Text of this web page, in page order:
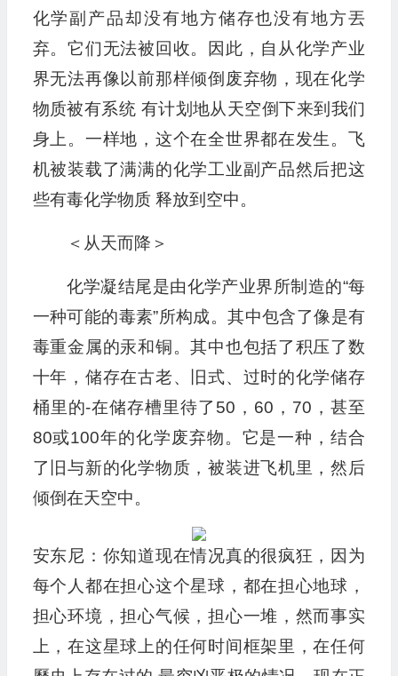
化学副产品却没有地方储存也没有地方丟
弃。它们无法被回收。因此，自从化学产业
界无法再像以前那样倾倒废弃物，现在化学
物质被有系统 有计划地从天空倒下来到我们
身上。一样地，这个在全世界都在发生。飞
机被装载了满满的化学工业副产品然后把这
些有毒化学物质 释放到空中。
＜从天而降＞
化学凝结尾是由化学产业界所制造的“每
一种可能的毒素”所构成。其中包含了像是有
毒重金属的汞和铜。其中也包括了积压了数
十年，储存在古老、旧式、过时的化学储存
桶里的-在储存槽里待了50，60，70，甚至
80或100年的化学废弃物。它是一种，结合
了旧与新的化学物质，被装进飞机里，然后
倾倒在天空中。
安东尼：你知道现在情况真的很疯狂，因为
每个人都在担心这个星球，都在担心地球，
担心环境，担心气候，担心一堆，然而事实
上，在这星球上的任何时间框架里，在任何